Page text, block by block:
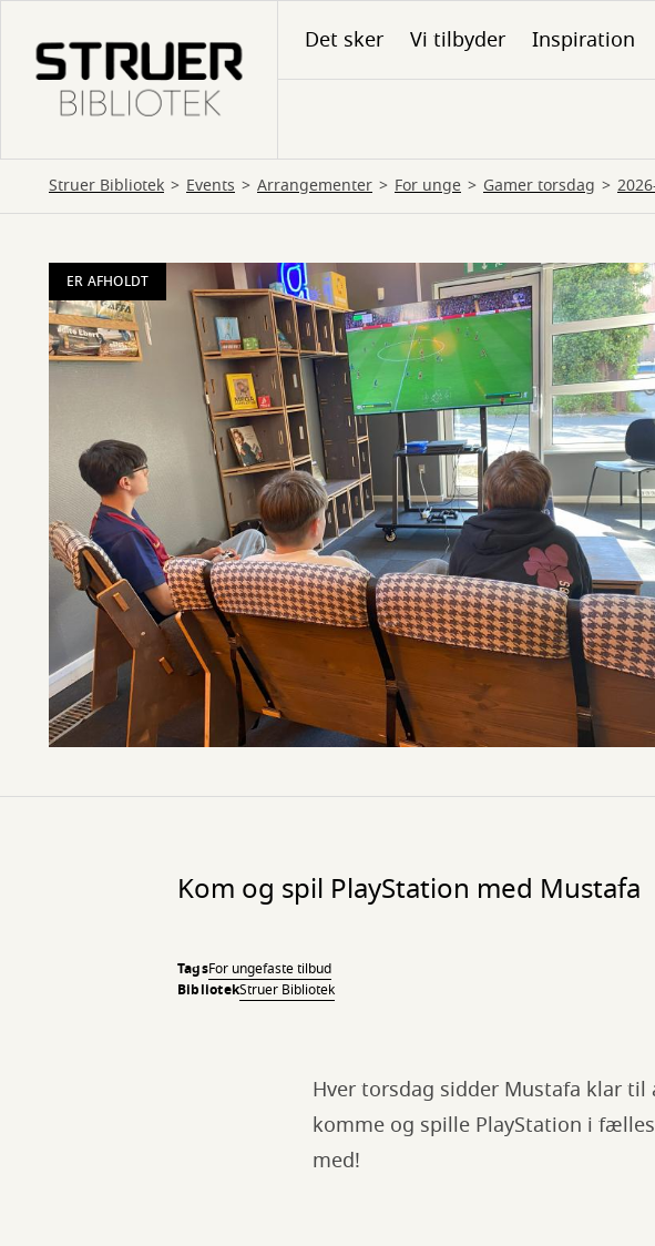
hovedindhold
Det sker Vi tilbyder Inspiration
Struer Bibliotek Events Arrangementer For unge Gamer torsdag
ER AFHOLDT
Kom og spil PlayStation med Mustafa
TagsFor ungefaste tilbud
BibliotekStruer Bibliotek
Hver torsdag sidder Mustafa klar
komme og spille PlayStation i
med!